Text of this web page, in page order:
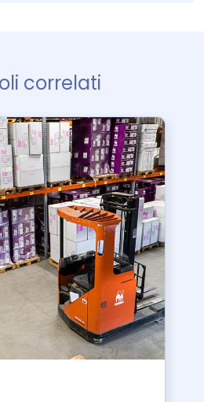
correlati